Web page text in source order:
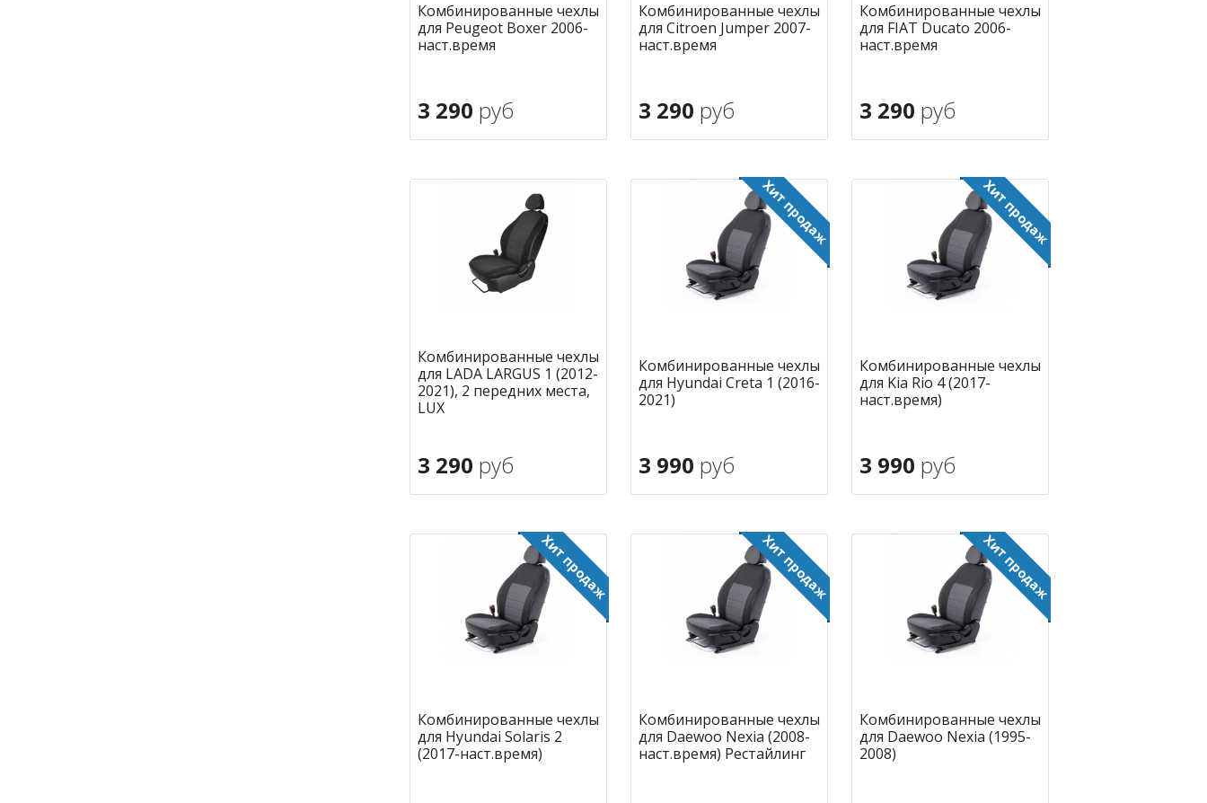
Комбинированные чехлы
для Peugeot Boxer 2006-
наст.время
3 290 руб
Комбинированные чехлы
для Citroen Jumper 2007-
наст.время
3 290 руб
Комбинированные чехлы
для FIAT Ducato 2006-
наст.время
3 290 руб
Комбинированные чехлы
для LADA LARGUS 1 (2012-
2021), 2 передних места,
LUX
3 290 руб
В корзину
Комбинированные чехлы
для Hyundai Creta 1 (2016-
2021)
3 990 руб
В корзину
Комбинированные чехлы
для Kia Rio 4 (2017-
наст.время)
3 990 руб
В корзину
Комбинированные чехлы
для Hyundai Solaris 2
(2017-наст.время)
Комбинированные чехлы
для Daewoo Nexia (2008-
наст.время) Рестайлинг
Комбинированные чехлы
для Daewoo Nexia (1995-
2008)